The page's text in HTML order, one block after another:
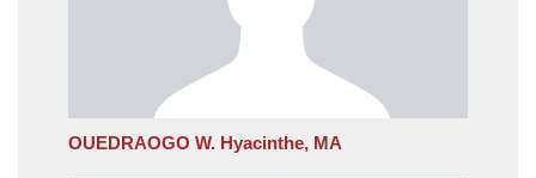
OUEDRAOGO W. Hyacinthe, MA